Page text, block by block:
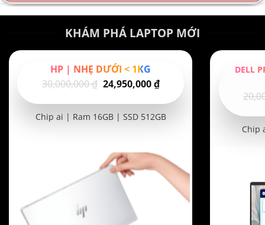
KHÁM PHÁ LAPTOP MỚI
HP | NHẸ DƯỚI < 1KG
30,000,000₫ Giá
là:
24,950,000₫Giá
hiện
tại
Chip ai | Ram 16GB | SSD 512GB
DELL
Chip